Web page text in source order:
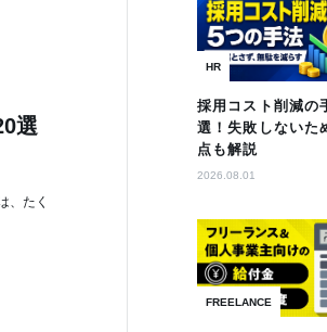
選
、たく
HR
採用コスト削減の
選！失敗しないた
点も解説
2026.08.01
FREELANCE